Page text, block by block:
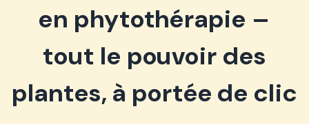
en phytothérapie –
tout le pouvoir des
plantes, à portée de clic